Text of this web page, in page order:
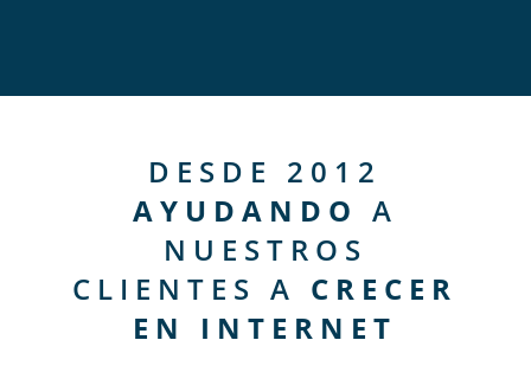
DESDE 2012
AYUDANDO A
NUESTROS
CLIENTES A CRECER
EN INTERNET